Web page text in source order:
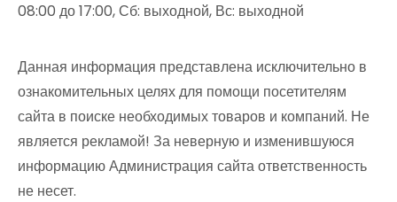
08:00 до 17:00, Сб: выходной, Вс: выходной
Данная информация представлена исключительно в
ознакомительных целях для помощи посетителям
сайта в поиске необходимых товаров и компаний. Не
является рекламой! За неверную и изменившуюся
информацию Администрация сайта ответственность
не несет.